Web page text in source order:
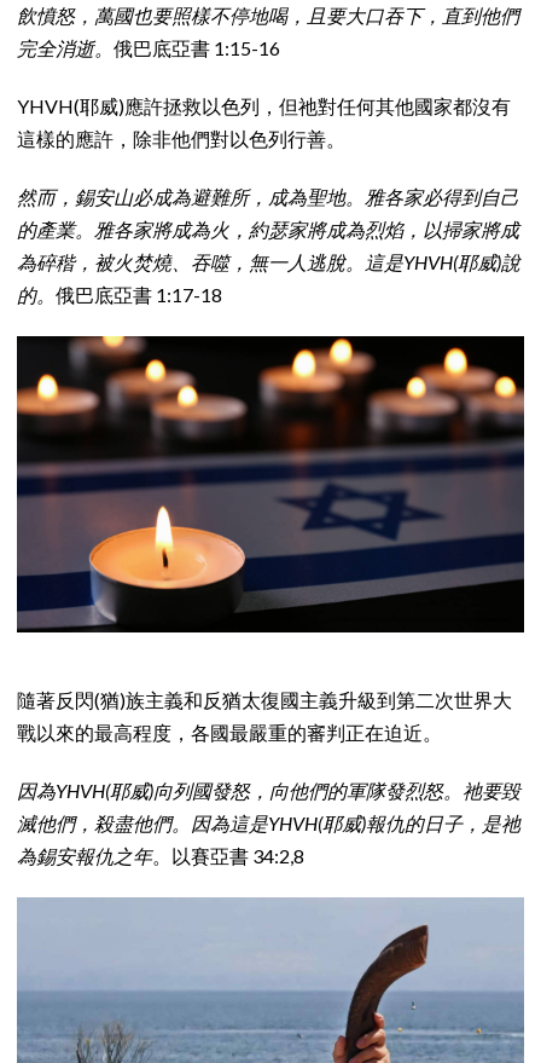
飲憤怒，萬國也要照樣不停地喝，且要大口吞下，直到他們
完全消逝。 俄巴底亞書 1:15-16
YHVH(耶威)應許拯救以色列，但祂對任何其他國家都沒有
這樣的應許，除非他們對以色列行善。
然而，錫安山必成為避難所，成為聖地。雅各家必得到自己
的產業。雅各家將成為火，約瑟家將成為烈焰，以掃家將成
為碎稭，被火焚燒、吞噬，無一人逃脫。這是YHVH(耶威)說
的。 俄巴底亞書 1:17-18
隨著反閃(猶)族主義和反猶太復國主義升級到第二次世界大
戰以來的最高程度，各國最嚴重的審判正在迫近。
因為YHVH(耶威)向列國發怒，向他們的軍隊發烈怒。祂要毀
滅他們，殺盡他們。因為這是YHVH(耶威)報仇的日子，是祂
為錫安報仇之年。以賽亞書 34:2,8